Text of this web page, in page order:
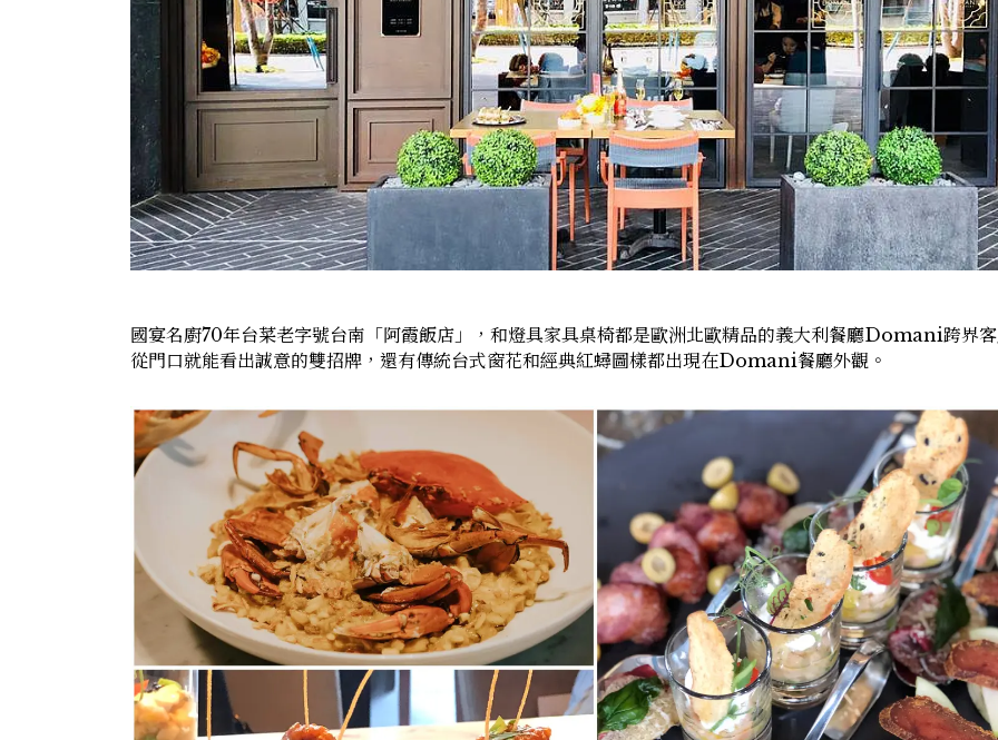
國宴名廚70年台菜老字號台南「阿霞飯店」，和燈具家具桌椅都是歐洲北歐精品的義大利餐廳Domani跨界
從門口就能看出誠意的雙招牌，還有傳統台式窗花和經典紅蟳圖樣都出現在Domani餐廳外觀。